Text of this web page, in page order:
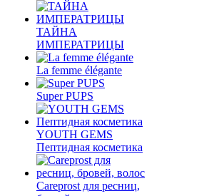
ТАЙНА
ИМПЕРАТРИЦЫ
La femme élégante
Super PUPS
YOUTH GEMS
Пептидная косметика
Careprost для ресниц,